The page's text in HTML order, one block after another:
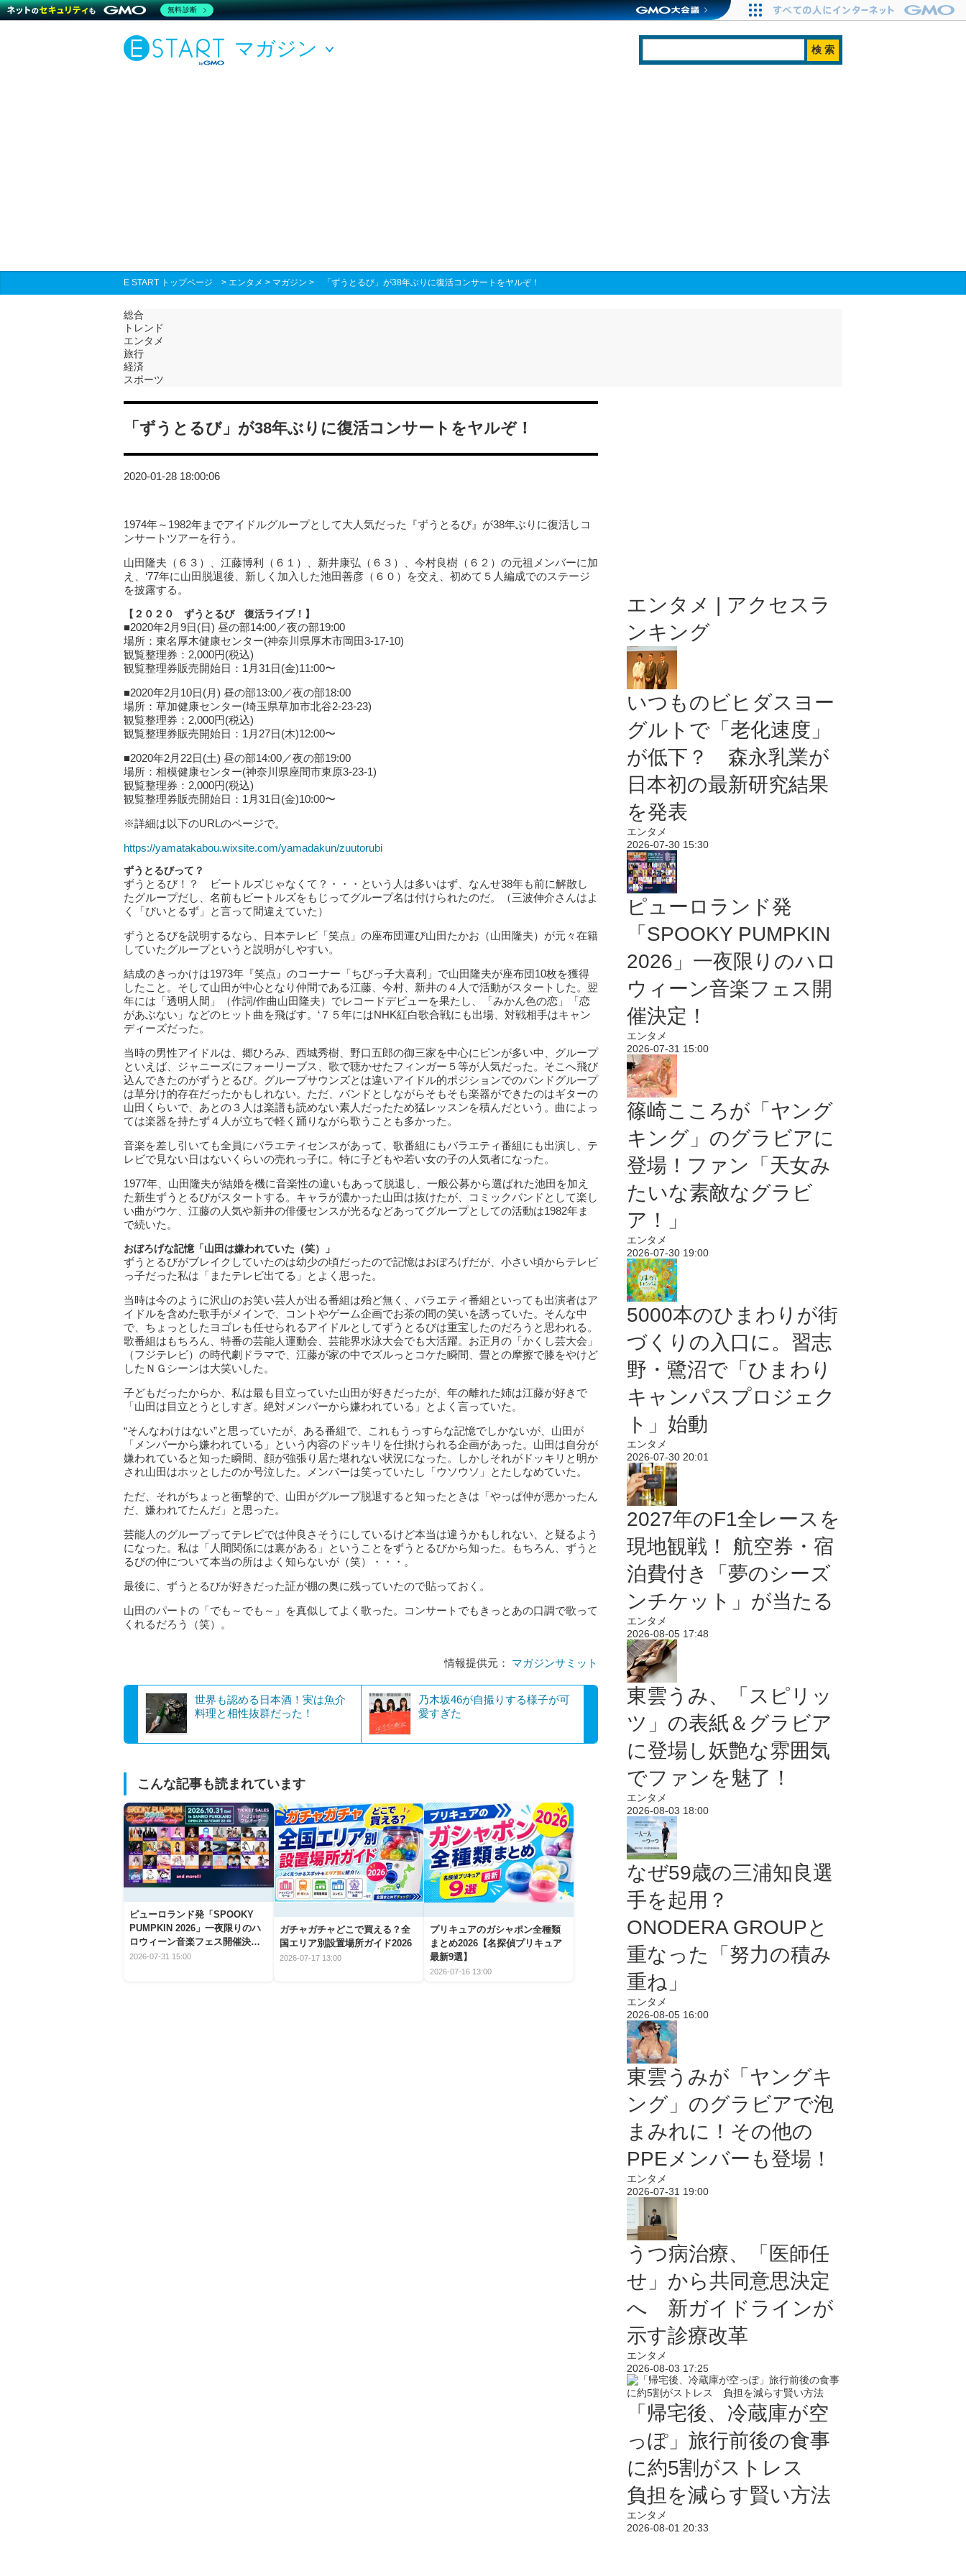
マガジン
E START トップページ > エンタメ > マガジン > 「ずうとるび」が38年ぶりに復活コンサートをヤルぞ！
総合
トレンド
エンタメ
旅行
経済
スポーツ
「ずうとるび」が38年ぶりに復活コンサートをヤルぞ！
2020-01-28 18:00:06
1974年～1982年までアイドルグループとして大人気だった『ずうとるび』が38年ぶりに復活しコ
ンサートツアーを行う。
山田隆夫（６３）、江藤博利（６１）、新井康弘（６３）、今村良樹（６２）の元祖メンバーに加
え、‘77年に山田脱退後、新しく加入した池田善彦（６０）を交え、初めて５人編成でのステージ
を披露する。
【２０２０ ずうとるび 復活ライブ！】
■2020年2月9日(日) 昼の部14:00／夜の部19:00
場所：東名厚木健康センター(神奈川県厚木市岡田3-17-10)
観覧整理券：2,000円(税込)
観覧整理券販売開始日：1月31日(金)11:00〜
■2020年2月10日(月) 昼の部13:00／夜の部18:00
場所：草加健康センター(埼玉県草加市北谷2-23-23)
観覧整理券：2,000円(税込)
観覧整理券販売開始日：1月27日(木)12:00〜
■2020年2月22日(土) 昼の部14:00／夜の部19:00
場所：相模健康センター(神奈川県座間市東原3-23-1)
観覧整理券：2,000円(税込)
観覧整理券販売開始日：1月31日(金)10:00〜
※詳細は以下のURLのページで。
https://yamatakabou.wixsite.com/yamadakun/zuutorubi
ずうとるびって？
ずうとるび！？ ビートルズじゃなくて？・・・という人は多いはず、なんせ38年も前に解散し
たグループだし、名前もビートルズをもじってグループ名は付けられたのだ。（三波伸介さんはよ
く「びいとるず」と言って間違えていた）
ずうとるびを説明するなら、日本テレビ「笑点」の座布団運び山田たかお（山田隆夫）が元々在籍
していたグループというと説明がしやすい。
結成のきっかけは1973年『笑点』のコーナー「ちびっ子大喜利」で山田隆夫が座布団10枚を獲得
したこと。そして山田が中心となり仲間である江藤、今村、新井の４人で活動がスタートした。翌
年には「透明人間」（作詞/作曲山田隆夫）でレコードデビューを果たし、「みかん色の恋」「恋
があぶない」などのヒット曲を飛ばす。‘７５年にはNHK紅白歌合戦にも出場、対戦相手はキャン
ディーズだった。
当時の男性アイドルは、郷ひろみ、西城秀樹、野口五郎の御三家を中心にピンが多い中、グループ
といえば、ジャニーズにフォーリーブス、歌で聴かせたフィンガー５等が人気だった。そこへ飛び
込んできたのがずうとるび。グループサウンズとは違いアイドル的ポジションでのバンドグループ
は草分け的存在だったかもしれない。ただ、バンドとしながらそもそも楽器ができたのはギターの
山田くらいで、あとの３人は楽譜も読めない素人だったため猛レッスンを積んだという。曲によっ
ては楽器を持たず４人が立ちで軽く踊りながら歌うことも多かった。
音楽を差し引いても全員にバラエティセンスがあって、歌番組にもバラエティ番組にも出演し、テ
レビで見ない日はないくらいの売れっ子に。特に子どもや若い女の子の人気者になった。
1977年、山田隆夫が結婚を機に音楽性の違いもあって脱退し、一般公募から選ばれた池田を加え
た新生ずうとるびがスタートする。キャラが濃かった山田は抜けたが、コミックバンドとして楽し
い曲がウケ、江藤の人気や新井の俳優センスが光るなどあってグループとしての活動は1982年ま
で続いた。
おぼろげな記憶「山田は嫌われていた（笑）」
ずうとるびがブレイクしていたのは幼少の頃だったので記憶はおぼろげだが、小さい頃からテレビ
っ子だった私は「またテレビ出てる」とよく思った。
当時は今のように沢山のお笑い芸人が出る番組は殆ど無く、バラエティ番組といっても出演者はア
イドルを含めた歌手がメインで、コントやゲーム企画でお茶の間の笑いを誘っていた。そんな中
で、ちょっとしたヨゴレも任せられるアイドルとしてずうとるびは重宝したのだろうと思われる。
歌番組はもちろん、特番の芸能人運動会、芸能界水泳大会でも大活躍。お正月の「かくし芸大会」
（フジテレビ）の時代劇ドラマで、江藤が家の中でズルっとコケた瞬間、畳との摩擦で膝をやけど
したＮＧシーンは大笑いした。
子どもだったからか、私は最も目立っていた山田が好きだったが、年の離れた姉は江藤が好きで
「山田は目立とうとしすぎ。絶対メンバーから嫌われている」とよく言っていた。
“そんなわけはない”と思っていたが、ある番組で、これもうっすらな記憶でしかないが、山田が
「メンバーから嫌われている」という内容のドッキリを仕掛けられる企画があった。山田は自分が
嫌われていると知った瞬間、顔が強張り居た堪れない状況になった。しかしそれがドッキリと明か
され山田はホッとしたのか号泣した。メンバーは笑っていたし「ウソウソ」とたしなめていた。
ただ、それがちょっと衝撃的で、山田がグループ脱退すると知ったときは「やっぱ仲が悪かったん
だ、嫌われてたんだ」と思った。
芸能人のグループってテレビでは仲良さそうにしているけど本当は違うかもしれない、と疑るよう
になった。私は「人間関係には裏がある」ということをずうとるびから知った。もちろん、ずうと
るびの仲について本当の所はよく知らないが（笑）・・・。
最後に、ずうとるびが好きだった証が棚の奥に残っていたので貼っておく。
山田のパートの「でも～でも～」を真似してよく歌った。コンサートでもきっとあの口調で歌って
くれるだろう（笑）。
情報提供元： マガジンサミット
世界も認める日本酒！実は魚介
料理と相性抜群だった！
乃木坂46が自撮りする様子が可
愛すぎた
こんな記事も読まれています
ピューロランド発「SPOOKY
PUMPKIN 2026」一夜限りのハ
ロウィーン音楽フェス開催決
定！
2026-07-31 15:00
ガチャガチャどこで買える？全
国エリア別設置場所ガイド2026
2026-07-17 13:00
プリキュアのガシャポン全種類
まとめ2026【名探偵プリキュア
最新9選】
2026-07-16 13:00
エンタメ | アクセスラ
ンキング
いつものビヒダスヨー
グルトで「老化速度」
が低下？ 森永乳業が
日本初の最新研究結果
を発表
エンタメ
2026-07-30 15:30
ピューロランド発
「SPOOKY PUMPKIN
2026」一夜限りのハロ
ウィーン音楽フェス開
催決定！
エンタメ
2026-07-31 15:00
篠崎こころが「ヤング
キング」のグラビアに
登場！ファン「天女み
たいな素敵なグラビ
ア！」
エンタメ
2026-07-30 19:00
5000本のひまわりが街
づくりの入口に。習志
野・鷺沼で「ひまわり
キャンパスプロジェク
ト」始動
エンタメ
2026-07-30 20:01
2027年のF1全レースを
現地観戦！ 航空券・宿
泊費付き「夢のシーズ
ンチケット」が当たる
エンタメ
2026-08-05 17:48
東雲うみ、「スピリッ
ツ」の表紙＆グラビア
に登場し妖艶な雰囲気
でファンを魅了！
エンタメ
2026-08-03 18:00
なぜ59歳の三浦知良選
手を起用？
ONODERA GROUPと
重なった「努力の積み
重ね」
エンタメ
2026-08-05 16:00
東雲うみが「ヤングキ
ング」のグラビアで泡
まみれに！その他の
PPEメンバーも登場！
エンタメ
2026-07-31 19:00
うつ病治療、「医師任
せ」から共同意思決定
へ 新ガイドラインが
示す診療改革
エンタメ
2026-08-03 17:25
「帰宅後、冷蔵庫が空
っぽ」旅行前後の食事
に約5割がストレス
負担を減らす賢い方法
エンタメ
2026-08-01 20:33
無料診断